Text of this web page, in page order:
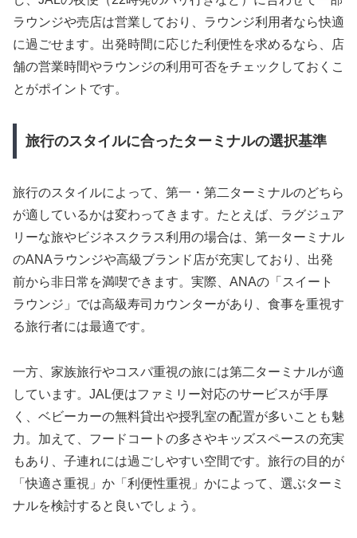
ラウンジや売店は営業しており、ラウンジ利用者なら快適
に過ごせます。出発時間に応じた利便性を求めるなら、店
舗の営業時間やラウンジの利用可否をチェックしておくこ
とがポイントです。
旅行のスタイルに合ったターミナルの選択基準
旅行のスタイルによって、第一・第二ターミナルのどちら
が適しているかは変わってきます。たとえば、ラグジュア
リーな旅やビジネスクラス利用の場合は、第一ターミナル
のANAラウンジや高級ブランド店が充実しており、出発
前から非日常を満喫できます。実際、ANAの「スイート
ラウンジ」では高級寿司カウンターがあり、食事を重視す
る旅行者には最適です。
一方、家族旅行やコスパ重視の旅には第二ターミナルが適
しています。JAL便はファミリー対応のサービスが手厚
く、ベビーカーの無料貸出や授乳室の配置が多いことも魅
力。加えて、フードコートの多さやキッズスペースの充実
もあり、子連れには過ごしやすい空間です。旅行の目的が
「快適さ重視」か「利便性重視」かによって、選ぶターミ
ナルを検討すると良いでしょう。